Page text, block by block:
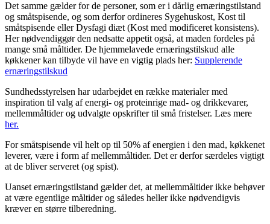
Det samme gælder for de personer, som er i dårlig ernæringstilstand
og småtspisende, og som derfor ordineres Sygehuskost, Kost til
småtspisende eller Dysfagi diæt (Kost med modificeret konsistens).
Her nødvendiggør den nedsatte appetit også, at maden fordeles på
mange små måltider. De hjemmelavede ernæringstilskud alle
køkkener kan tilbyde vil have en vigtig plads her: Supplerende
ernæringstilskud
Sundhedsstyrelsen har udarbejdet en række materialer med
inspiration til valg af energi- og proteinrige mad- og drikkevarer,
mellemmåltider og udvalgte opskrifter til små fristelser. Læs mere
her.
For småtspisende vil helt op til 50% af energien i den mad, køkkenet
leverer, være i form af mellemmåltider. Det er derfor særdeles vigtigt
at de bliver serveret (og spist).
Uanset ernæringstilstand gælder det, at mellemmåltider ikke behøver
at være egentlige måltider og således heller ikke nødvendigvis
kræver en større tilberedning.